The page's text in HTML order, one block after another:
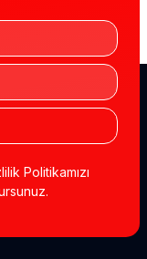
Politikamızı